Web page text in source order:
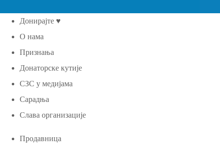
Донирајте ♥
О нама
Признања
Донаторске кутије
СЗС у медијама
Сарадња
Слава организације
Продавница